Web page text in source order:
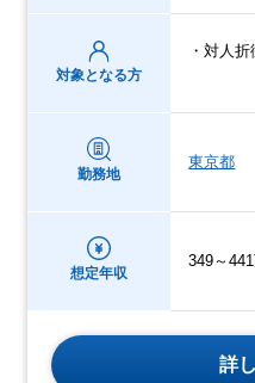
対象となる方
・対人
勤務地
東京都
想定年収
349～
詳